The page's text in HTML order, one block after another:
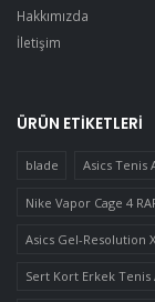
Hakkımızda
İletişim
ÜRÜN ETIKETLERI
blade Asics Tenis
Nike Vapor Cage 4
Asics Gel-Resolution
Sert Kort Erkek Tenis